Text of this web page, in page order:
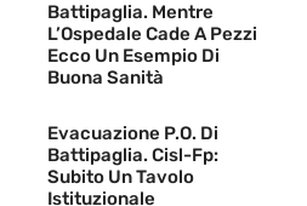
Battipaglia. Mentre
L’Ospedale Cade A Pezzi
Ecco Un Esempio Di
Buona Sanità
Evacuazione P.O. Di
Battipaglia. Cisl-Fp:
Subito Un Tavolo
Istituzionale